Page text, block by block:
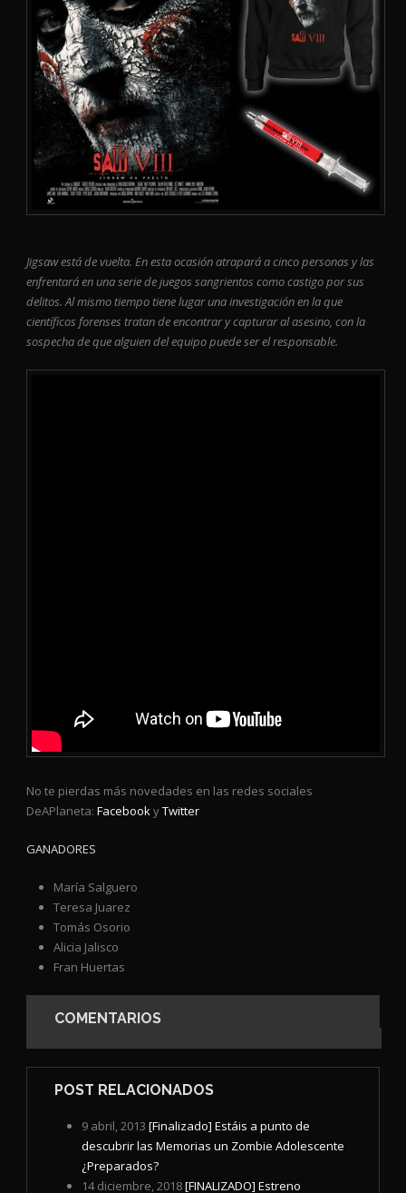
Jigsaw está de vuelta. En esta ocasión atrapará a cinco personas y las
enfrentará en una serie de juegos sangrientos como castigo por sus
delitos. Al mismo tiempo tiene lugar una investigación en la que
científicos forenses tratan de encontrar y capturar al asesino, con la
sospecha de que alguien del equipo puede ser el responsable.
No te pierdas más novedades en las redes sociales
DeAPlaneta: FacebookyTwitter
GANADORES
María Salguero
Teresa Juarez
Tomás Osorio
Alicia Jalisco
Fran Huertas
COMENTARIOS
POST RELACIONADOS
9 abril, 2013 [Finalizado] Estáis a punto de
descubrir las Memorias un Zombie Adolescente
¿Preparados?
14 diciembre, 2018[FINALIZADO] Estreno